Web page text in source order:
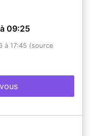
09:25
à 17:45 (source